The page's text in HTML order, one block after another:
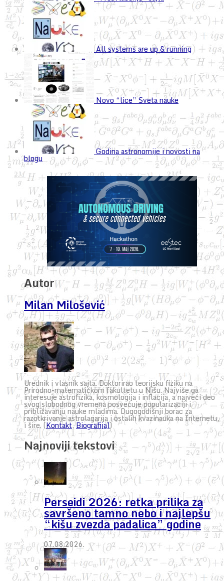
All systems are up & running
Novo “lice” Sveta nauke
Godina astronomije i novosti na
blogu
Autor
Milan Milošević
Urednik i vlasnik sajta. Doktorirao teorijsku fiziku na
Prirodno-matematičkom fakultetu u Nišu. Najviše ga
interesuje astrofizika, kosmologija i inflacija, a najveći deo
svog slobodnog vremena posvećuje popularizaciji i
približavanju nauke mladima. Dugogodišnji borac za
razotkrivanje astrolagarija i ostalih kvazinauka na Internetu,
i šire. (Kontakt,Biografija))
Najnoviji tekstovi
Perseidi 2026: retka prilika za
savršeno tamno nebo i najlepšu
“kišu zvezda padalica” godine
07.08.2026.